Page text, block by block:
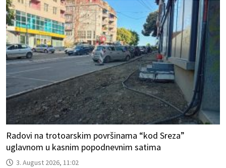
Radovi na trotoarskim površinama “kod Sreza”
uglavnom u kasnim popodnevnim satima
3. August 2026, 11:02